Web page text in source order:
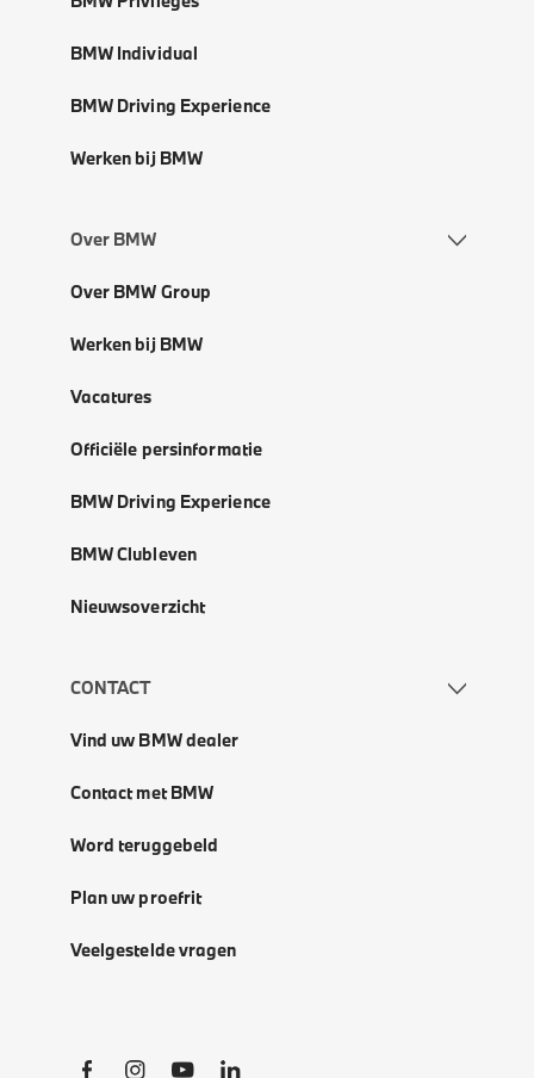
BMW Individual
BMW Driving Experience
Werken bij BMW
Over BMW
Over BMW Group
Werken bij BMW
Vacatures
Officiële persinformatie
BMW Driving Experience
BMW Clubleven
Nieuwsoverzicht
CONTACT
Vind uw BMW dealer
Contact met BMW
Word teruggebeld
Plan uw proefrit
Veelgestelde vragen
Social Links